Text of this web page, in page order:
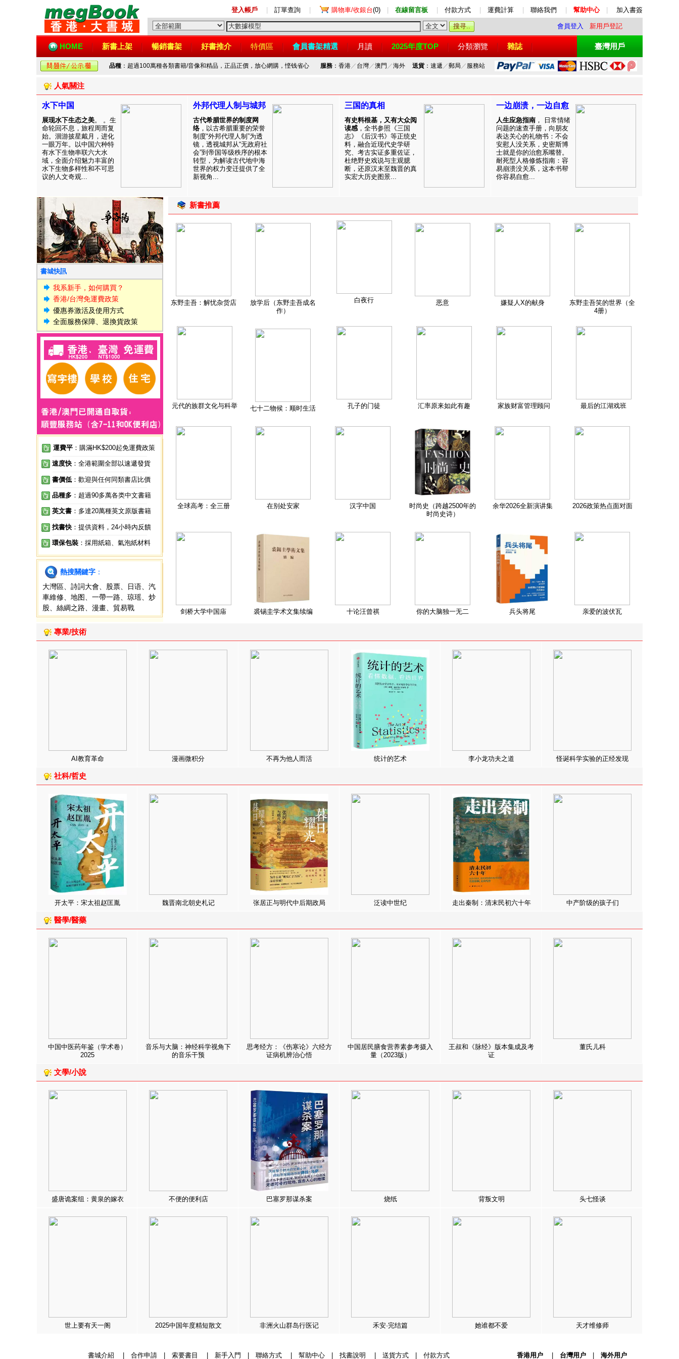
登入帳戶 訂單查詢 購物車/收銀台(0) 在線留言板 付款方式 運費計算 聯絡我們 幫助中心 加入書簽
會員登入 新用戶登記
HOME 新書上架 暢銷書架 好書推介 特價區 會員書架精選 月讀 2025年度TOP 分類瀏覽 雜誌 臺灣用戶
品種 ：超過100萬種各類書籍/音像和精品，正品正價，放心網購，悭钱省心 服務：香港／ 台灣／澳門 ／海外 送貨：速遞 ／郵局 ／ 服務站
人氣關注
水下中国
展现水下生态之美。 。生
命轮回不息，旅程周而复
始。洄游披星戴月，进化
一眼万年。以中国六种特
有水下生物串联六大水
域，全面介绍魅力丰富的
水下生物多样性和不可思
议的人文奇观...
外邦代理人制与城邦
古代希腊世界的制度网
络 ，以古希腊重要的荣誉
制度“外邦代理人制”为透
镜，透视城邦从“无政府社
会”到帝国等级秩序的根本
转型，为解读古代地中海
世界的权力变迁提供了全
新视角...
三国的真相
有史料根基，又有大众阅
读感 ，全书参照《三国
志》《后汉书》等正统史
料，融合近现代史学研
究、考古实证多重佐证，
杜绝野史戏说与主观臆
断，还原汉末至魏晋的真
实宏大历史图景...
一边崩溃，一边自愈
人生应急指南 ， 日常情绪
问题的速查手册，向朋友
表达关心的礼物书：不会
安慰人没关系，史密斯博
士就是你的治愈系嘴替。
耐死型人格修炼指南：容
易崩溃没关系，这本书帮
你容易自愈...
書城快訊
我系新手，如何購買？
香港/台灣免運費政策
優惠券激活及使用方式
全面服務保障、退換貨政策
運費平 ：購滿HK$200起免運費政策
速度快 ：全港範圍全部以速遞發貨
書價低 ：歡迎與任何同類書店比價
品種多 ：超過90多萬各类中文書籍
英文書 ：多達20萬種英文原版書籍
找書快 ：提供資料，24小時內反饋
環保包裝 ：採用紙箱、氣泡紙材料
熱搜關鍵字 ：
大灣區
詩詞大會 股票 日语
汽
車維修
地图 一帶一路 琼瑶
炒
股
絲綢之路 漫畫 貿易戰
新書推薦
东野圭吾：解忧杂货店
放学后（东野圭吾成名
作）
白夜行 恶意 嫌疑人X的献身
东野圭吾笑的世界（全
4册）
元代的族群文化与科举 七十二物候：顺时生活 孔子的门徒 汇率原来如此有趣 家族财富管理顾问 最后的江湖戏班
全球高考：全三册 在别处安家 汉字中国
时尚史（跨越2500年的
时尚史诗）
余华2026全新演讲集 2026政策热点面对面
剑桥大学中国庙 裘锡圭学术文集续编 十论汪曾祺 你的大脑独一无二 兵头将尾 亲爱的波伏瓦
專業/技術
AI教育革命 漫画微积分 不再为他人而活 统计的艺术 李小龙功夫之道 怪诞科学实验的正经发现
社科/哲史
开太平：宋太祖赵匡胤 魏晋南北朝史札记 张居正与明代中后期政局 泛读中世纪 走出秦制：清末民初六十年 中产阶级的孩子们
醫學/醫藥
中国中医药年鉴（学术卷）
2025
音乐与大脑：神经科学视角下
的音乐干预
思考经方：《伤寒论》六经方
证病机辨治心悟
中国居民膳食营养素参考摄入
量（2023版）
王叔和《脉经》版本集成及考
证
董氏儿科
文學/小說
盛唐诡案组：黄泉的嫁衣 不便的便利店 巴塞罗那谋杀案 烧纸 背叛文明 头七怪谈
世上要有天一阁 2025中国年度精短散文 非洲火山群岛行医记 禾安·完结篇 她谁都不爱 天才维修师
書城介紹 合作申請| 索要書目 新手入門 聯絡方式| 幫助中心| 找書說明 送貨方式| 付款方式 香港用户| 台灣用户| 海外用户